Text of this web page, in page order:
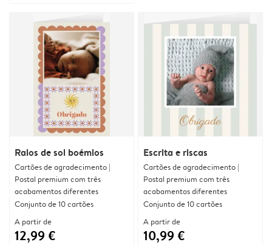
Raios de sol boémios
Cartões de agradecimento |
Postal premium com três
acabamentos diferentes
Conjunto de 10 cartões
A partir de
12,99 €
Escrita e riscas
Cartões de agradecimento |
Postal premium com três
acabamentos diferentes
Conjunto de 10 cartões
A partir de
10,99 €